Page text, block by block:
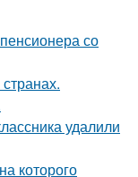
со
удалили
которого